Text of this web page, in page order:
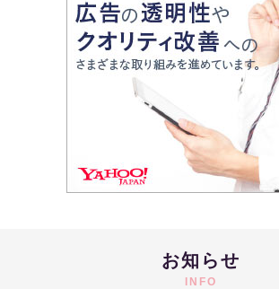
お知らせ
INFO